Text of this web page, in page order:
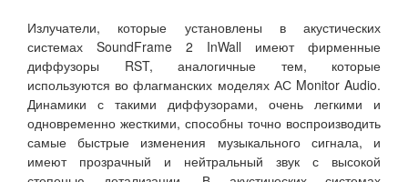
Излучатели, которые установлены в акустических
системах SoundFrame 2 InWall имеют фирменные
диффузоры RST, аналогичные тем, которые
используются во флагманских моделях АС Monitor Audio.
Динамики с такими диффузорами, очень легкими и
одновременно жесткими, способны точно воспроизводить
самые быстрые изменения музыкального сигнала, и
имеют прозрачный и нейтральный звук с высокой